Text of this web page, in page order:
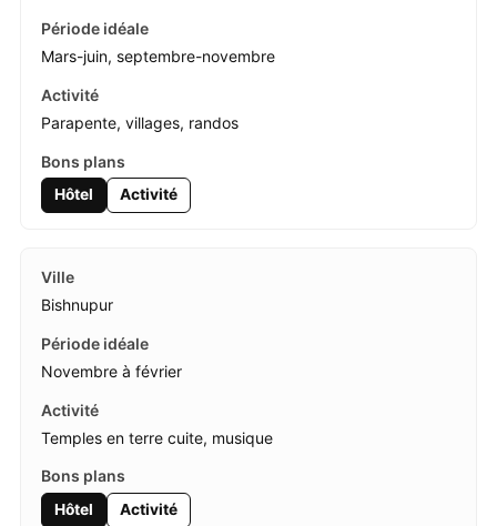
Mars-juin, septembre-novembre
Parapente, villages, randos
Hôtel Activité
Bishnupur
Novembre à février
Temples en terre cuite, musique
Hôtel Activité